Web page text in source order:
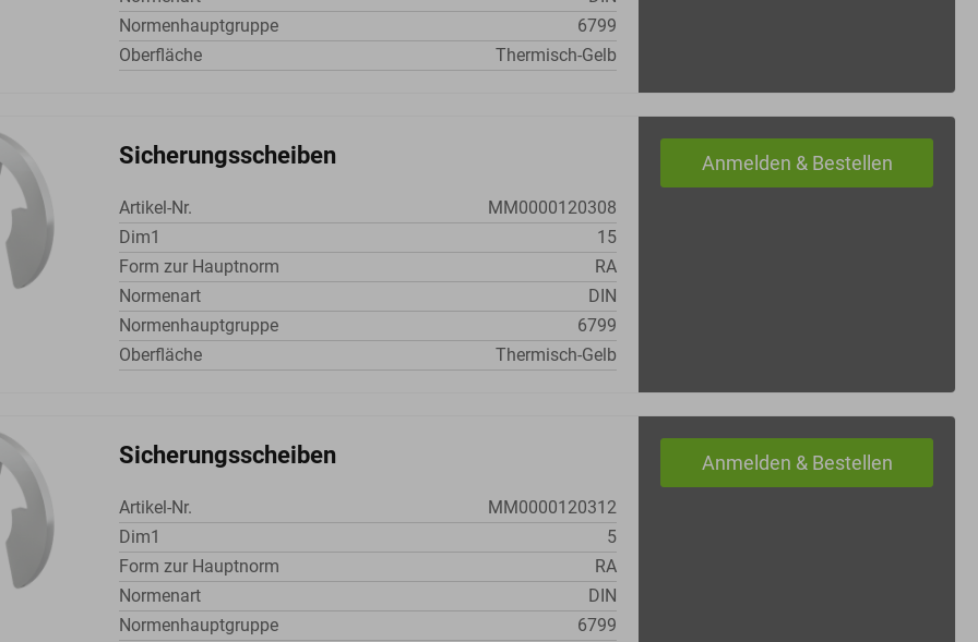
Normenhauptgruppe
6799
Oberfläche
Thermisch-Gelb
Sicherungsscheiben
Artikel-Nr.
MM0000120308
Dim1
15
Form zur Hauptnorm
RA
Normenart
DIN
Normenhauptgruppe
6799
Oberfläche
Thermisch-Gelb
Sicherungsscheiben
Artikel-Nr.
MM0000120312
Dim1
5
Form zur Hauptnorm
RA
Normenart
DIN
Normenhauptgruppe
6799